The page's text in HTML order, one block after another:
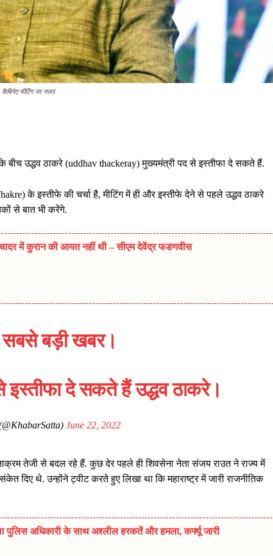
मीटिंग पर नजर
बीच उद्धव ठाकरे (uddhav thackeray) मुख्यमंत्री पद से इस्तीफा दे सकते हैं.
के इस्तीफे की चर्चा है, मीटिंग में ही और इस्तीफे देने से पहले उद्धव ठाकरे
से बात भी करेंगे.
में कुरान की आयत नहीं थी – सीएम देवेंद्र फडणवीस
सबसे बड़ी खबर।
दे सकते हैं उद्धव ठाकरे।
June 22, 2022
तेजी से बदल रहे हैं. कुछ देर पहले ही शिवसेना नेता संजय राउत ने राज्य में
दिए थे. उन्होंने ट्वीट करते हुए लिखा था कि महाराष्ट्र में जारी राजनीतिक
पुलिस अधिकारी के साथ अश्लील हरकतें और हमला, कर्फ्यू जारी